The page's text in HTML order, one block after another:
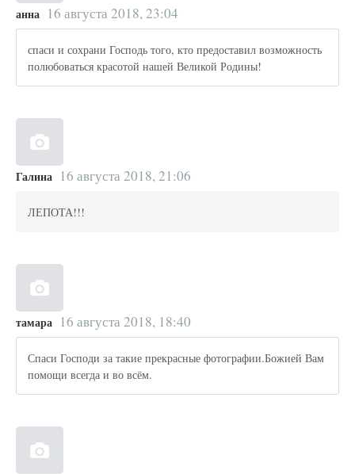
анна 16 августа 2018, 23:04
спаси и сохрани Господь того, кто предоставил возможность
полюбоваться красотой нашей Великой Родины!
Галина 16 августа 2018, 21:06
ЛЕПОТА!!!
тамара 16 августа 2018, 18:40
Спаси Господи за такие прекрасные фотографии.Божией Вам
помощи всегда и во всём.